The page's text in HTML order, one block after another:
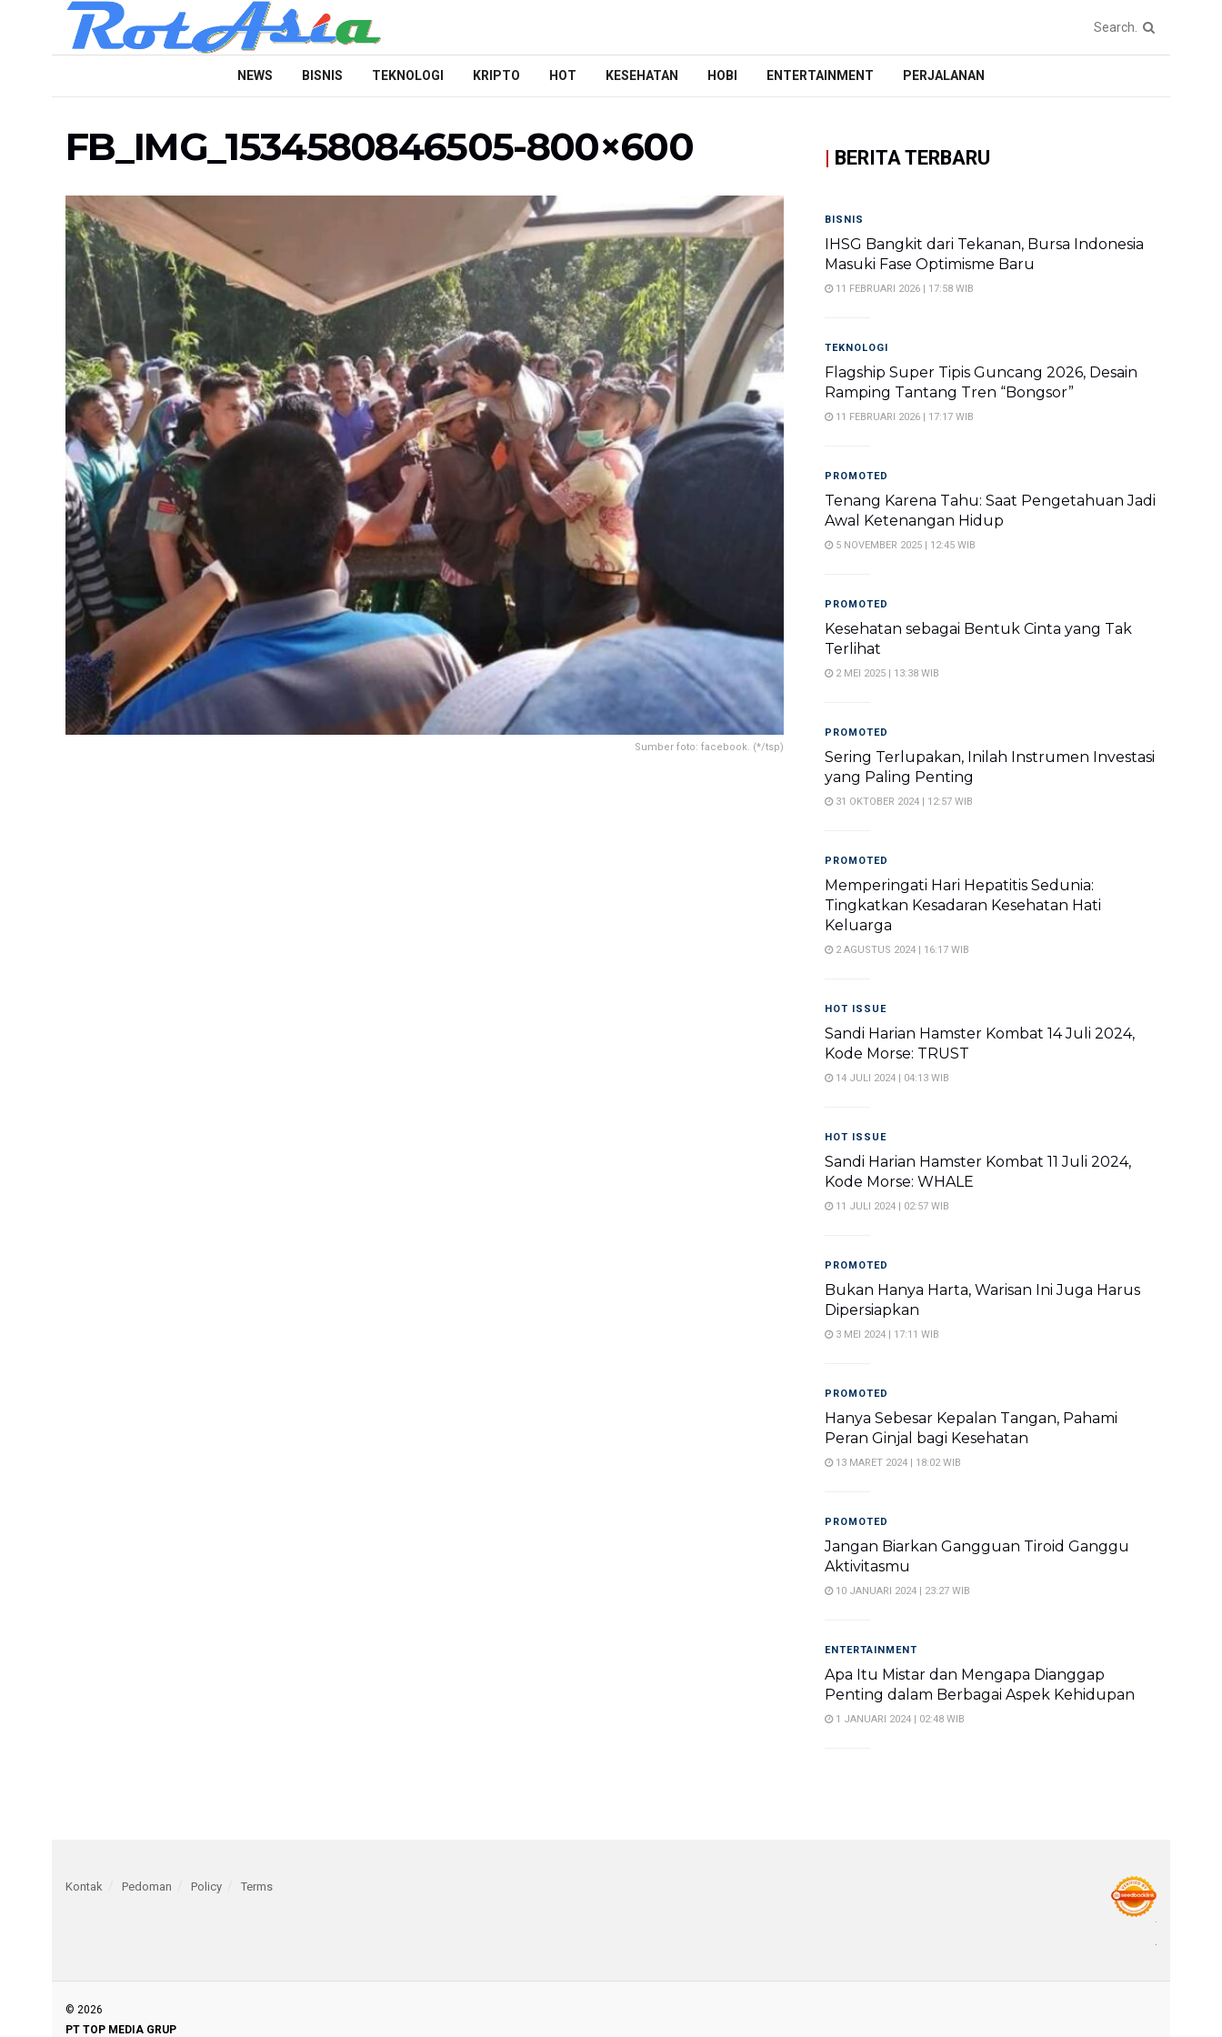
NEWS BISNIS TEKNOLOGI KRIPTO HOT KESEHATAN HOBI ENTERTAINMENT PERJALANAN
FB_IMG_1534580846505-800×600
Sumber foto: facebook. (*/tsp)
| BERITA TERBARU
BISNIS
IHSG Bangkit dari Tekanan, Bursa Indonesia
Masuki Fase Optimisme Baru
11 FEBRUARI 2026 | 17:58 WIB
TEKNOLOGI
Flagship Super Tipis Guncang 2026, Desain
Ramping Tantang Tren “Bongsor”
11 FEBRUARI 2026 | 17:17 WIB
PROMOTED
Tenang Karena Tahu: Saat Pengetahuan Jadi
Awal Ketenangan Hidup
5 NOVEMBER 2025 | 12:45 WIB
PROMOTED
Kesehatan sebagai Bentuk Cinta yang Tak
Terlihat
2 MEI 2025 | 13:38 WIB
PROMOTED
Sering Terlupakan, Inilah Instrumen Investasi
yang Paling Penting
31 OKTOBER 2024 | 12:57 WIB
PROMOTED
Memperingati Hari Hepatitis Sedunia:
Tingkatkan Kesadaran Kesehatan Hati
Keluarga
2 AGUSTUS 2024 | 16:17 WIB
HOT ISSUE
Sandi Harian Hamster Kombat 14 Juli 2024,
Kode Morse: TRUST
14 JULI 2024 | 04:13 WIB
HOT ISSUE
Sandi Harian Hamster Kombat 11 Juli 2024,
Kode Morse: WHALE
11 JULI 2024 | 02:57 WIB
PROMOTED
Bukan Hanya Harta, Warisan Ini Juga Harus
Dipersiapkan
3 MEI 2024 | 17:11 WIB
PROMOTED
Hanya Sebesar Kepalan Tangan, Pahami
Peran Ginjal bagi Kesehatan
13 MARET 2024 | 18:02 WIB
PROMOTED
Jangan Biarkan Gangguan Tiroid Ganggu
Aktivitasmu
10 JANUARI 2024 | 23:27 WIB
ENTERTAINMENT
Apa Itu Mistar dan Mengapa Dianggap
Penting dalam Berbagai Aspek Kehidupan
1 JANUARI 2024 | 02:48 WIB
Kontak Pedoman Policy Terms
© 2026
PT TOP MEDIA GRUP